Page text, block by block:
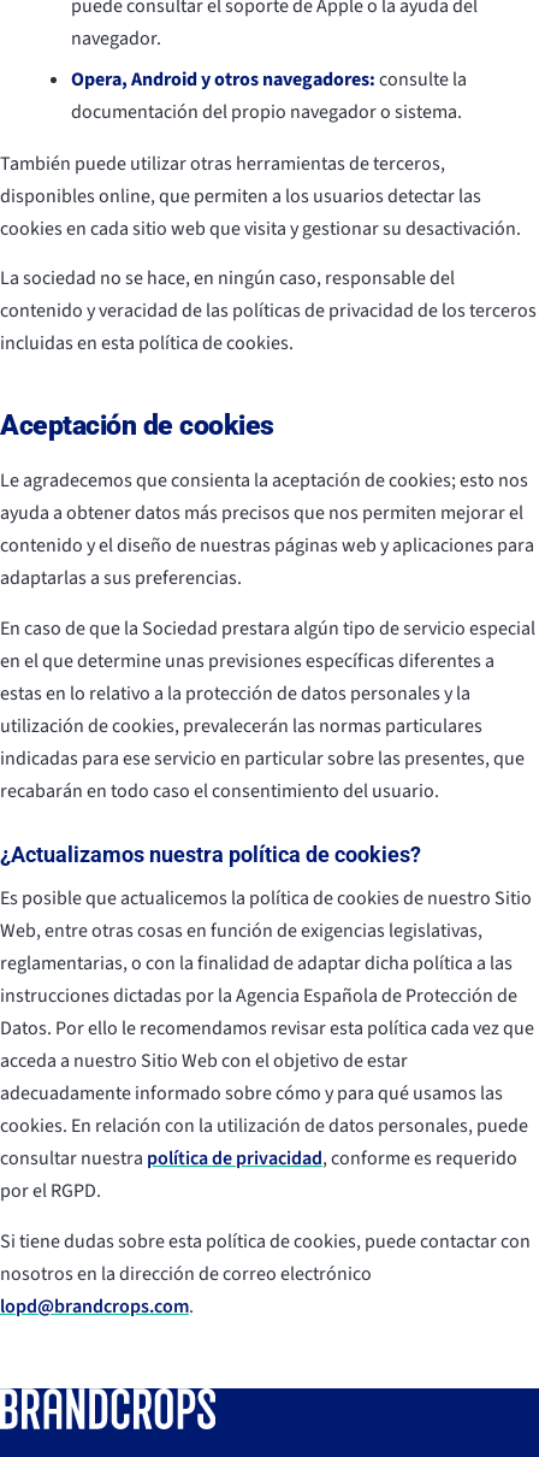
puede consultar el soporte de Apple o la ayuda del
navegador.
Opera, Android y otros navegadores:consulte la
documentación del propio navegador o sistema.
También puede utilizar otras herramientas de terceros,
disponibles online, que permiten a los usuarios detectar las
cookies en cada sitio web que visita y gestionar su desactivación.
La sociedad no se hace, en ningún caso, responsable del
contenido y veracidad de las políticas de privacidad de los terceros
incluidas en esta política de cookies.
Aceptación de cookies
Le agradecemos que consienta la aceptación de cookies; esto nos
ayuda a obtener datos más precisos que nos permiten mejorar el
contenido y el diseño de nuestras páginas web y aplicaciones para
adaptarlas a sus preferencias.
En caso de que la Sociedad prestara algún tipo de servicio especial
en el que determine unas previsiones específicas diferentes a
estas en lo relativo a la protección de datos personales y la
utilización de cookies, prevalecerán las normas particulares
indicadas para ese servicio en particular sobre las presentes, que
recabarán en todo caso el consentimiento del usuario.
¿Actualizamos nuestra política de cookies?
Es posible que actualicemos la política de cookies de nuestro Sitio
Web, entre otras cosas en función de exigencias legislativas,
reglamentarias, o con la finalidad de adaptar dicha política a las
instrucciones dictadas por la Agencia Española de Protección de
Datos. Por ello le recomendamos revisar esta política cada vez que
acceda a nuestro Sitio Web con el objetivo de estar
adecuadamente informado sobre cómo y para qué usamos las
cookies. En relación con la utilización de datos personales, puede
consultar nuestra política de privacidad, conforme es requerido
por el RGPD.
Si tiene dudas sobre esta política de cookies, puede contactar con
nosotros en la dirección de correo electrónico
lopd@brandcrops.com.